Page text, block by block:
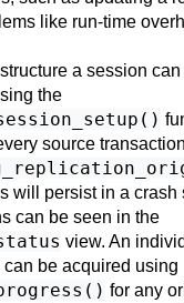
like run-time
a session
the
source
will persist in a crash
can be seen in the
view. An
be acquired using
for any